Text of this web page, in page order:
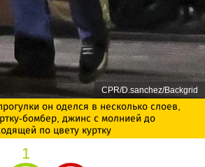
CPR/D.sanchez/Backgrid
он оделся в несколько слоев,
бомбер, джинс с молнией до
по цвету куртку
1